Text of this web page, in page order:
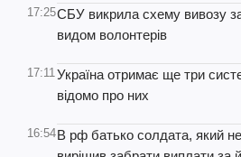
17:25СБУ викрила схему вивозу за
видом волонтерів
17:11Україна отримає ще три
відомо про них
16:54В рф батько солдата, який